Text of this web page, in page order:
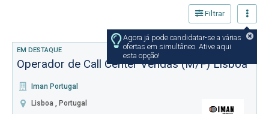
Agora já pode candidatar-se a várias
ofertas em simultâneo. Ative aqui
esta opção!
Filtrar
EM DESTAQUE
Operador de Call Center Vendas (M/F) Lisboa
Iman Portugal
Lisboa , Portugal